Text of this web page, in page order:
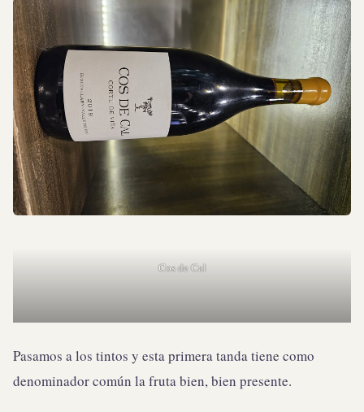
Cos de Cal
Pasamos a los tintos y esta primera tanda tiene como
denominador común la fruta bien, bien presente.